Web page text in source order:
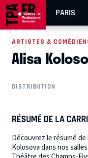
PARIS
AIX-MARSEILLE
EN TOURNÉE
ARTISTES &
Alisa
DISTRIBUTION
RÉSUMÉ DE LA
Découvrez le résumé
Kolosova dans nos